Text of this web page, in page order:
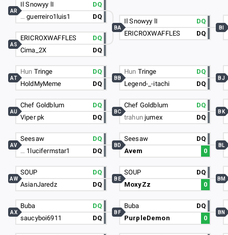
Il Snowyy lI
DQ
…guerreiro1luis1 DQ
AR
ERICROXWAFFLES
DQ
Cima_2X
DQ
AS
Hun Tringe
DQ
HoldMyMeme
DQ
AT
Chef Goldblum
DQ
Viper pk
DQ
AU
Seesaw
DQ
… 1lucifermstar1 DQ
AV
SOUP
DQ
AsianJaredz
DQ
AW
Buba
DQ
saucyboi6911
DQ
AX
Il Snowyy lI
DQ
ERICROXWAFFLES
DQ
BA
Hun Tringe
DQ
Legend-_-itachi
DQ
BB
Chef Goldblum
DQ
trahun jumex DQ
BC
Seesaw
DQ
Avem
0
BD
SOUP
DQ
MoxyZz
0
BE
Buba
DQ
PurpleDemon
0
BF
BI
BJ
BK
BL
BM
BN